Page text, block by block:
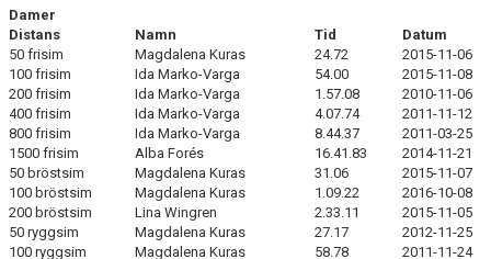
TIO I TOPP HERRAR 25M
TIO I TOPP DAMER 25M
TIO I TOPP HERRAR 50M
TIO I TOPP DAMER 50M
Damer
Distans
Namn Tid
Datum
50 frisim
Magdalena Kuras 24.72
2015-11-06
100 frisim
Ida Marko-Varga 54.00
2015-11-08
200 frisim
Ida Marko-Varga 1.57.08
2010-11-06
400 frisim
Ida Marko-Varga 4.07.74
2011-11-12
800 frisim
Ida Marko-Varga 8.44.37
2011-03-25
1500 frisim
Alba Forés 16.41.83
2014-11-21
50 bröstsim
Magdalena Kuras 31.06
2015-11-07
100 bröstsim
Magdalena Kuras 1.09.22
2016-10-08
200 bröstsim
Lina Wingren 2.33.11
2015-11-05
50 ryggsim
Magdalena Kuras 27.17
2012-11-25
100 ryggsim
Magdalena Kuras 58.78
2011-11-24